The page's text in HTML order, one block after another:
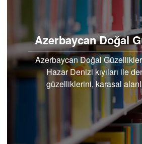
Azerbaycan Doğal
Azerbaycan Doğal
Hazar Denizi kıyıları ile
güzelliklerini, karasal
doğanın…